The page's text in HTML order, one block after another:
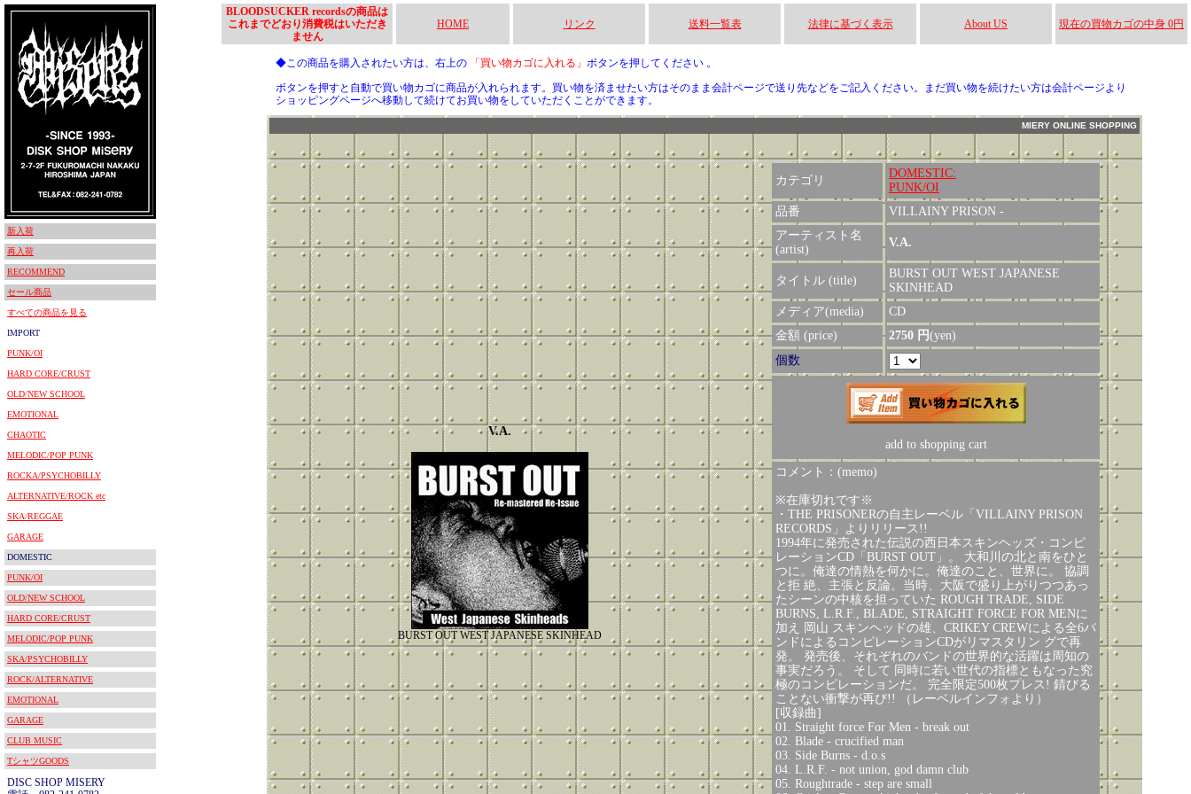
新入荷
再入荷
RECOMMEND
セール商品
すべての商品を見る
IMPORT
PUNK/OI
HARD CORE/CRUST
OLD/NEW SCHOOL
EMOTIONAL
CHAOTIC
MELODIC/POP PUNK
ROCKA/PSYCHOBILLY
ALTERNATIVE/ROCK etc
SKA/REGGAE
GARAGE
DOMESTIC
PUNK/OI
OLD/NEW SCHOOL
HARD CORE/CRUST
MELODIC/POP PUNK
SKA/PSYCHOBILLY
ROCK/ALTERNATIVE
EMOTIONAL
GARAGE
CLUB MUSIC
TシャツGOODS
DISC SHOP MISERY
BLOODSUCKER recordsの商品は
これまでどおり消費税はいただき
ません
HOME リンク 送料一覧表 法律に基づく表示 About US 現在の買物カゴの中身 0円
◆この商品を購入されたい方は、右上の 「買い物カゴに入れる」 ボタンを押してください 。
ボタンを押すと自動で買い物カゴに商品が入れられます。買い物を済ませたい方はそのまま会計ページで送り先などをご記入ください。まだ買い物を続けたい方は会計ページより
ショッピングページへ移動して続けてお買い物をしていただくことができます。
MIERY ONLINE SHOPPING
V.A.
BURST OUT WEST JAPANESE SKINHEAD
カテゴリ
DOMESTIC:
PUNK/OI
品番
VILLAINY PRISON -
アーティスト名
(artist)
V.A.
タイトル (title)
BURST OUT WEST JAPANESE
SKINHEAD
メディア(media)
CD
金額 (price)
2750 円(yen)
個数
add to shopping cart
コメント：(memo)
※在庫切れです※
・THE PRISONERの自主レーベル「VILLAINY PRISON
RECORDS」よりリリース!!
1994年に発売された伝説の西日本スキンヘッズ・コンピ
レーションCD「BURST OUT」。 大和川の北と南をひと
つに。俺達の情熱を何かに。俺達のこと、世界に。 協調
と拒 絶、主張と反論。当時、大阪で盛り上がりつつあっ
たシーンの中核を担っていた ROUGH TRADE, SIDE
BURNS, L.R.F., BLADE, STRAIGHT FORCE FOR MENに
加え 岡山 スキンヘッドの雄、CRIKEY CREWによる全6バ
ンドによるコンピレーションCDがリマスタリン グで再
発。 発売後、それぞれのバンドの世界的な活躍は周知の
事実だろう。 そして 同時に若い世代の指標ともなった究
極のコンピレーションだ。 完全限定500枚プレス! 錆びる
ことない衝撃が再び!! （レーベルインフォより）
[収録曲]
01. Straight force For Men - break out
02. Blade - crucified man
03. Side Burns - d.o.s
04. L.R.F. - not union, god damn club
05. Roughtrade - step are small